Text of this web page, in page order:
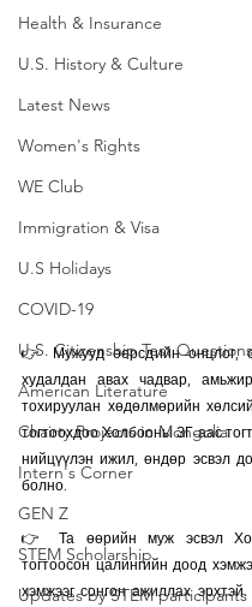
Health & Insurance
U.S. History & Culture
Latest News
Women's Rights
WE Club
Immigration & Visa
U.S Holidays
COVID-19
U.S. Citizenship Test Questions
American Literature
Chairty Projects in Mongolia
Intern's Corner
GEN Z
STEM Scholarship
Updates by STEM participants
👉 Мужууд өөрсдийн онцлог,
худалдан авах чадвар,
тохируулан хөдөлмөрийн
тогтоохдоо Холбооны ЗГ-аас
нийцүүлэн ижил, өндөр эсвэл
болно.
👉 Та өөрийн муж эсвэл
тогтоосон цалингийн доод
хэмжээг сонгон ажиллах